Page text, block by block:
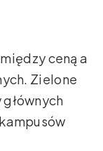
między ceną a
Zielone